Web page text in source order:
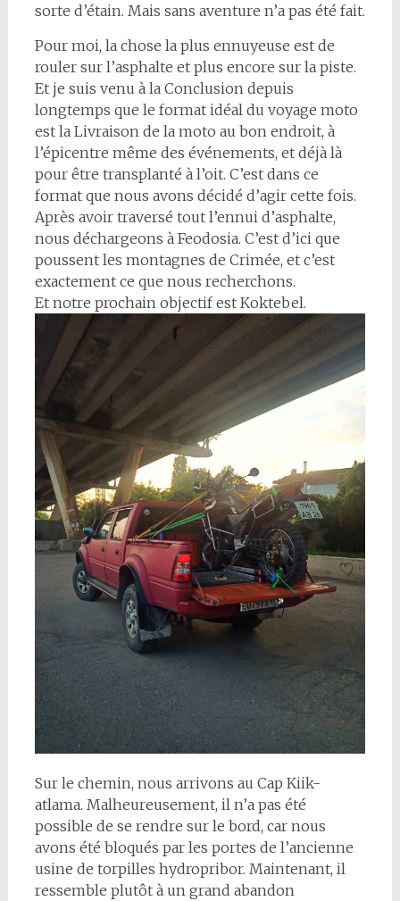
sorte d’étain. Mais sans aventure n’a pas été fait.
Pour moi, la chose la plus ennuyeuse est de
rouler sur l’asphalte et plus encore sur la piste.
Et je suis venu à la Conclusion depuis
longtemps que le format idéal du voyage moto
est la Livraison de la moto au bon endroit, à
l’épicentre même des événements, et déjà là
pour être transplanté à l’oit. C’est dans ce
format que nous avons décidé d’agir cette fois.
Après avoir traversé tout l’ennui d’asphalte,
nous déchargeons à Feodosia. C’est d’ici que
poussent les montagnes de Crimée, et c’est
exactement ce que nous recherchons.
Et notre prochain objectif est Koktebel.
Sur le chemin, nous arrivons au Cap Kiik-
atlama. Malheureusement, il n’a pas été
possible de se rendre sur le bord, car nous
avons été bloqués par les portes de l’ancienne
usine de torpilles hydropribor. Maintenant, il
ressemble plutôt à un grand abandon